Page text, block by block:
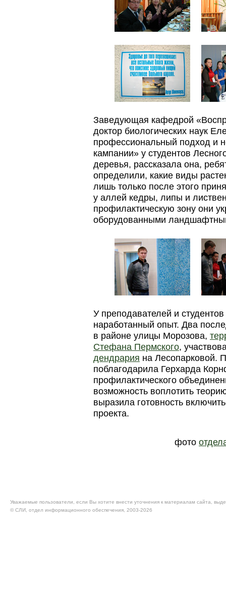
Заведующая кафедрой
доктор биологических наук
профессиональный подход и
кампании» у студентов
деревья, рассказала она,
определили, какие виды
лишь только после этого
у аллей кедры, липы и
профилактическую зону они
оборудованными
У преподавателей и
наработанный опыт. Два
в районе улицы Морозова,
Стефана Пермского,
дендрария на Лесопарковой.
поблагодарила Герхарда
профилактического
возможность воплотить
выразила готовность
проекта.
фото
Уважаемые пользователи, если Вы хотите внести уточнения к материалам сайта,
© CЛИ, отдел информационного обеспечения, 2003-2026